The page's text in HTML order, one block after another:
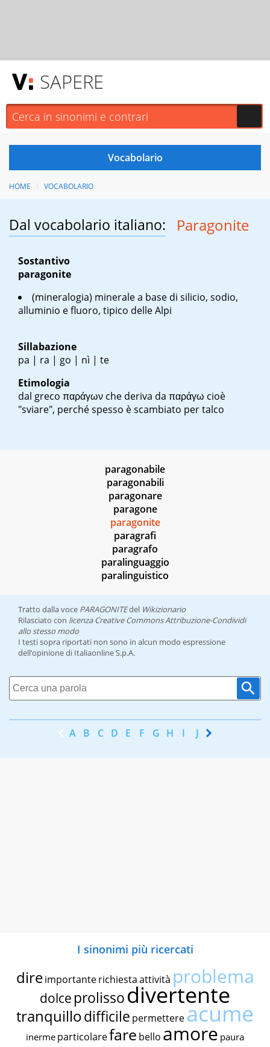
SAPERE
HOME VOCABOLARIO
Dal vocabolario italiano: Paragonite
Sostantivo
paragonite
(mineralogia) minerale a base di silicio, sodio,
alluminio e fluoro, tipico delle Alpi
Sillabazione
pa | ra | go | nì | te
Etimologia
dal greco παράγων che deriva da παράγω cioè
"sviare", perché spesso è scambiato per talco
paragonabile
paragonabili
paragonare
paragone
paragonite
paragrafi
paragrafo
paralinguaggio
paralinguistico
Tratto dalla voce PARAGONITEdel Wikizionario
Rilasciato con licenza Creative Commons Attribuzione-Condividi
allo stesso modo
I testi sopra riportati non sono in alcun modo espressione
dell’opinione di Italiaonline S.p.A.
A B C D E F G H I J K
I sinonimi più ricercati
dire importante richiestaattività problema
dolce prolissodivertente
tranquillodifficile permettereacume
inerme particolarefare bello amore paura